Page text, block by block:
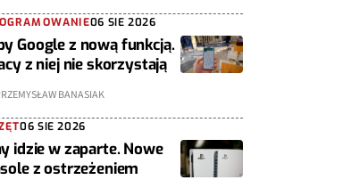
06 SIE 2026
Google z nową funkcją.
z niej nie skorzystają
BANASIAK
06 SIE 2026
idzie w zaparte. Nowe
z ostrzeżeniem